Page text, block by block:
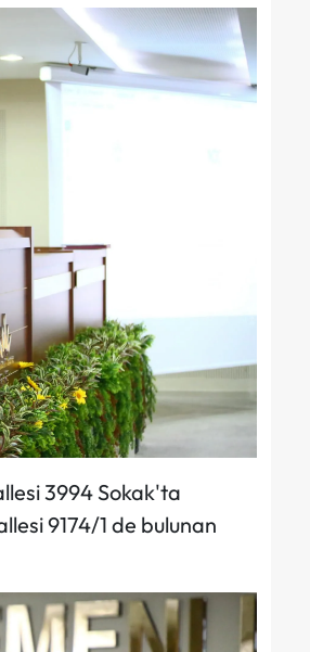
3994 Sokak'ta
9174/1 de bulunan